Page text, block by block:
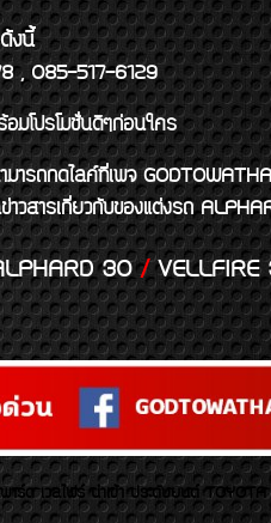
งนี้
, 085-517-6129
มโปรโมชั่นดีๆก่อนใคร
รถกดไลค์ที่เพจ
าวสารเกี่ยวกับของแต่งรถ
30/VELLFIRE
เวลไฟร์ นำเข้า ประดับยนต์ TOYOTA